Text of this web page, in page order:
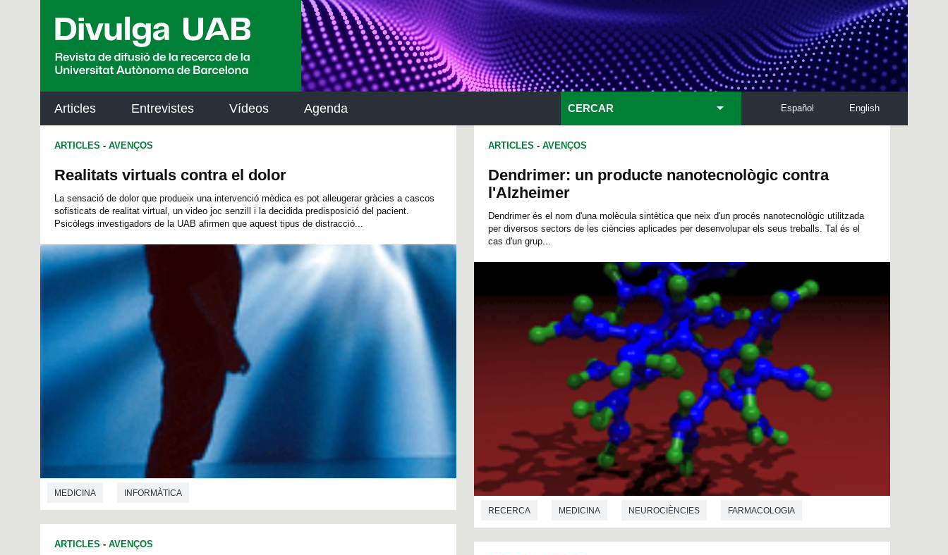
Articles Entrevistes Vídeos Agenda English
Español
CERCAR
ARTICLES - AVENÇOS
Realitats virtuals contra el dolor
La sensació de dolor que produeix una intervenció mèdica es pot alleugerar gràcies a cascos
sofisticats de realitat virtual, un video joc senzill i la decidida predisposició del pacient.
Psicòlegs investigadors de la UAB afirmen que aquest tipus de distracció...
MEDICINA INFORMÀTICA
ARTICLES - AVENÇOS
ARTICLES - AVENÇOS
Dendrimer: un producte nanotecnològic contra
l'Alzheimer
Dendrimer és el nom d'una molècula sintètica que neix d'un procés nanotecnològic utilitzada
per diversos sectors de les ciències aplicades per desenvolupar els seus treballs. Tal és el
cas d'un grup...
RECERCA MEDICINA NEUROCIÈNCIES FARMACOLOGIA
BIOQUÍMICA NANOTECNOLOGIA